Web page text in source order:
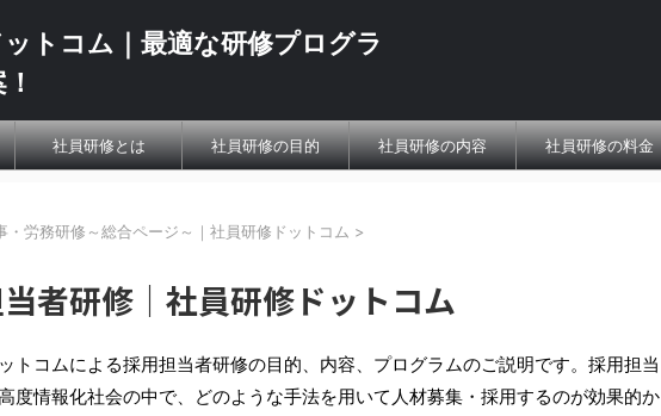
トコム｜最適な研修プログラ
社員研修とは 社員研修の目的 社員研修の内容 社員研修の料金
・労務研修～総合ページ～｜社員研修ドットコム >
者研修｜社員研修ドットコム
トコムによる採用担当者研修の目的、内容、プログラムのご説明です。採用担当
度情報化社会の中で、どのような手法を用いて人材募集・採用するのが効果的か